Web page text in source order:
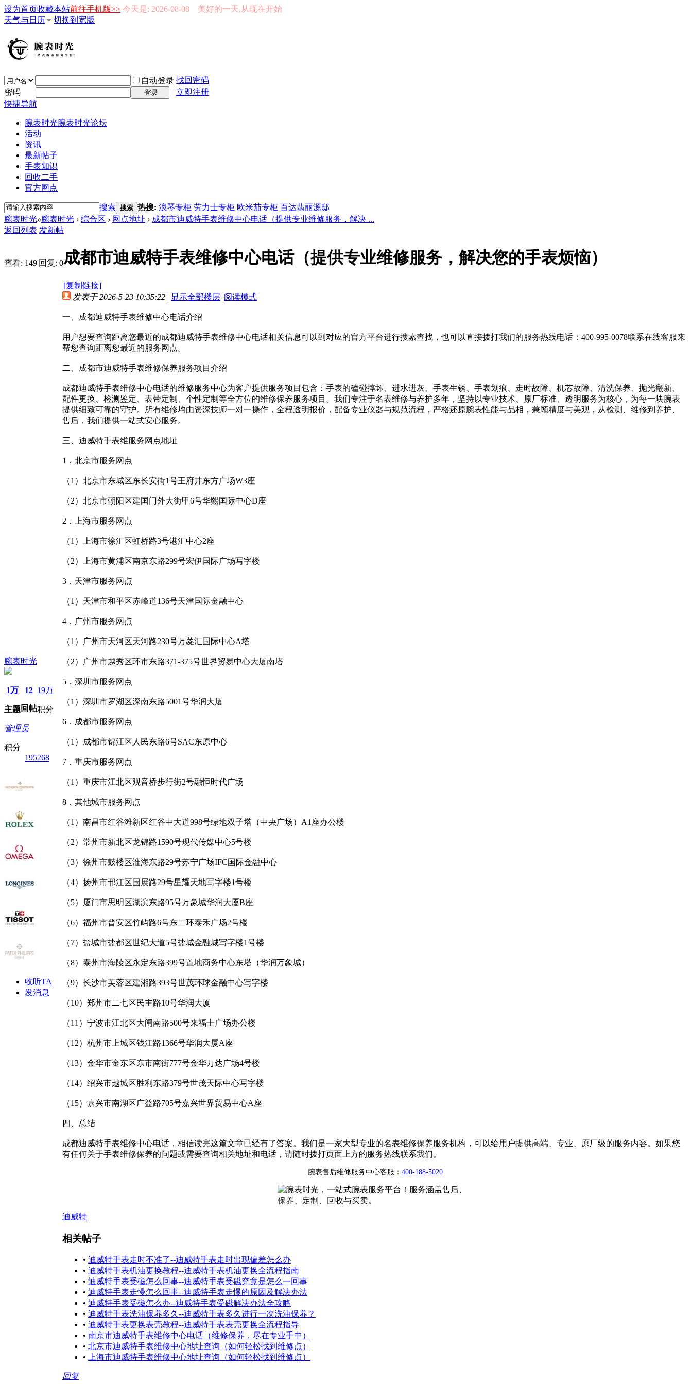
设为首页收藏本站前往手机版>> 今天是: 2026-08-08 美好的一天,从现在开始
天气与日历
切换到宽版
自动登录 找回密码
密码
登录
立即注册
快捷导航
腕表时光腕表时光论坛
活动
资讯
最新帖子
手表知识
回收二手
官方网点
搜索 搜索 热搜: 浪琴专柜 劳力士专柜 欧米茄专柜 百达翡丽源邸
腕表时光»腕表时光 › 综合区 › 网点地址 › 成都市迪威特手表维修中心电话（提供专业维修服务，解决 ...
返回列表 发新帖
查看: 149|回复: 0成都市迪威特手表维修中心电话（提供专业维修服务，解决您的手表烦恼）
[复制链接]
腕表时光
1万
主题
12
回帖
19万
积分
管理员
积分
195268
收听TA
发消息
发表于 2026-5-23 10:35:22 | 显示全部楼层 |阅读模式
一、成都迪威特手表维修中心电话介绍
用户想要查询距离您最近的成都迪威特手表维修中心电话相关信息可以到对应的官方平台进行搜索查找，也可以直接拨打我们的服务热线电话：400-995-0078联系在线客服来
帮您查询距离您最近的服务网点。
二、成都市迪威特手表维修保养服务项目介绍
成都迪威特手表维修中心电话的维修服务中心为客户提供服务项目包含：手表的磕碰摔坏、进水进灰、手表生锈、手表划痕、走时故障、机芯故障、清洗保养、抛光翻新、
配件更换、检测鉴定、表带定制、个性定制等全方位的维修保养服务项目。我们专注于名表维修与养护多年，坚持以专业技术、原厂标准、透明服务为核心，为每一块腕表
提供细致可靠的守护。所有维修均由资深技师一对一操作，全程透明报价，配备专业仪器与规范流程，严格还原腕表性能与品相，兼顾精度与美观，从检测、维修到养护、
售后，我们提供一站式安心服务。
三、迪威特手表维服务网点地址
1．北京市服务网点
（1）北京市东城区东长安街1号王府井东方广场W3座
（2）北京市朝阳区建国门外大街甲6号华熙国际中心D座
2．上海市服务网点
（1）上海市徐汇区虹桥路3号港汇中心2座
（2）上海市黄浦区南京东路299号宏伊国际广场写字楼
3．天津市服务网点
（1）天津市和平区赤峰道136号天津国际金融中心
4．广州市服务网点
（1）广州市天河区天河路230号万菱汇国际中心A塔
（2）广州市越秀区环市东路371-375号世界贸易中心大厦南塔
5．深圳市服务网点
（1）深圳市罗湖区深南东路5001号华润大厦
6．成都市服务网点
（1）成都市锦江区人民东路6号SAC东原中心
7．重庆市服务网点
（1）重庆市江北区观音桥步行街2号融恒时代广场
8．其他城市服务网点
（1）南昌市红谷滩新区红谷中大道998号绿地双子塔（中央广场）A1座办公楼
（2）常州市新北区龙锦路1590号现代传媒中心5号楼
（3）徐州市鼓楼区淮海东路29号苏宁广场IFC国际金融中心
（4）扬州市邗江区国展路29号星耀天地写字楼1号楼
（5）厦门市思明区湖滨东路95号万象城华润大厦B座
（6）福州市晋安区竹屿路6号东二环泰禾广场2号楼
（7）盐城市盐都区世纪大道5号盐城金融城写字楼1号楼
（8）泰州市海陵区永定东路399号置地商务中心东塔（华润万象城）
（9）长沙市芙蓉区建湘路393号世茂环球金融中心写字楼
（10）郑州市二七区民主路10号华润大厦
（11）宁波市江北区大闸南路500号来福士广场办公楼
（12）杭州市上城区钱江路1366号华润大厦A座
（13）金华市金东区东市南街777号金华万达广场4号楼
（14）绍兴市越城区胜利东路379号世茂天际中心写字楼
（15）嘉兴市南湖区广益路705号嘉兴世界贸易中心A座
四、总结
成都迪威特手表维修中心电话，相信读完这篇文章已经有了答案。我们是一家大型专业的名表维修保养服务机构，可以给用户提供高端、专业、原厂级的服务内容。如果您
有任何关于手表维修保养的问题或需要查询相关地址和电话，请随时拨打页面上方的服务热线联系我们。
腕表售后维修服务中心客服： 400-188-5020
迪威特
相关帖子
• 迪威特手表走时不准了--迪威特手表走时出现偏差怎么办
• 迪威特手表机油更换教程--迪威特手表机油更换全流程指南
• 迪威特手表受磁怎么回事--迪威特手表受磁究竟是怎么一回事
• 迪威特手表走慢怎么回事--迪威特手表走慢的原因及解决办法
• 迪威特手表受磁怎么办--迪威特手表受磁解决办法全攻略
• 迪威特手表洗油保养多久--迪威特手表多久进行一次洗油保养？
• 迪威特手表更换表壳教程--迪威特手表表壳更换全流程指导
• 南京市迪威特手表维修中心电话（维修保养，尽在专业手中）
• 北京市迪威特手表维修中心地址查询（如何轻松找到维修点）
•
上海市迪威特手表维修中心地址查询（如何轻松找到维修点）
回复